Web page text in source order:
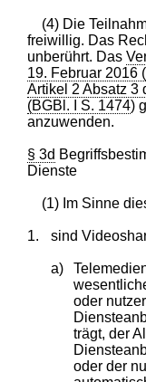
(4) Die
freiwillig. Das
unberührt. Das
19. Februar 2016
Artikel 2 Absatz 3
(BGBl. I S. 1474)
anzuwenden.
§ 3d
Dienste
(1) Im Sinne
1. sind
a)
oder
trägt, der
oder der